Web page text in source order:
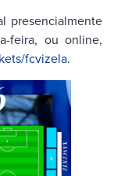
presencialmente
feira, ou online,
fcvizela.